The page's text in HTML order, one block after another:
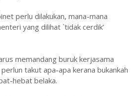
perlu dilakukan, mana-mana
yang dilihat `tidak cerdik’
memandang buruk kerjasama
takut apa-apa kerana bukankah
hebat belaka.